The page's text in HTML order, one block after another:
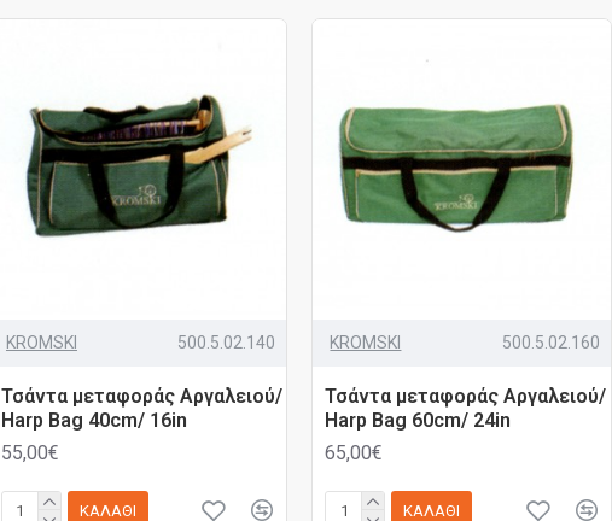
KROMSKI 500.5.02.140
Τσάντα μεταφοράς Αργαλειού/
Harp Bag 40cm/ 16in
55,00€
ΚΑΛΆΘΙ
KROMSKI 500.5.02.160
Τσάντα μεταφοράς Αργαλειού/
Harp Bag 60cm/ 24in
65,00€
ΚΑΛΆΘΙ